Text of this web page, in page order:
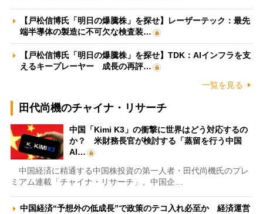
【戸松信博氏「明日の爆騰株」を探せ】レーザーテック：最先
端半導体の製造に不可欠な検査装…
【戸松信博氏「明日の爆騰株」を探せ】TDK：AIインフラを支
えるキープレーヤー 成長の再評…
一覧を見る
田代尚機のチャイナ・リサーチ
中国「Kimi K3」の衝撃に世界はどう対応するの
か？ 米財務長官が検討する「蒸留を行う中国
AI…
中国経済に精通する中国株投資の第一人者・田代尚機氏のプレ
ミアム連載「チャイナ・リサーチ」。中国企…
中国経済“予想外の低成長”で政策のテコ入れ必至か 経済運営